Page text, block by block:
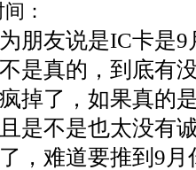
：
朋友说是IC卡是
是真的，到底有
掉了，如果真的
是不是也太没有
，难道要推到9